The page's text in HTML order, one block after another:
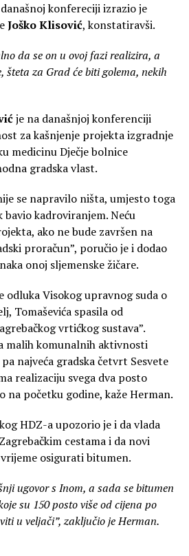
konfereciji izrazio je
Joško Klisović, konstatiravši.
da se on u ovoj fazi realizira, a
šteta za Grad će biti golema, nekih
je na današnjoj konferenciji
za kašnjenje projekta izgradnje
medicinu Dječje bolnice
gradska vlast.
se napravilo ništa, umjesto toga
bavio kadroviranjem. Neću
ako ne bude završen na
proračun”, poručio je i dodao
onoj sljemenske žičare.
odluka Visokog upravnog suda o
Tomaševića spasila od
vrtićkog sustava”.
malih komunalnih aktivnosti
najveća gradska četvrt Sesvete
realizaciju svega dva posto
na početku godine, kaže Herman.
HDZ-a upozorio je i da vlada
cestama i da novi
osigurati bitumen.
ugovor s Inom, a sada se bitumen
su 150 posto više od cijena po
u veljači”, zaključio je Herman.